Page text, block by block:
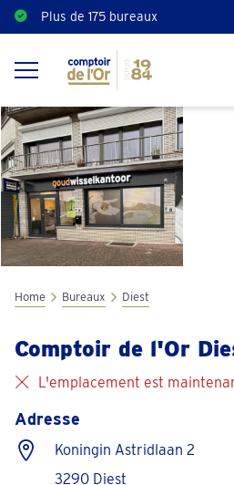
Plus de 175 bureaux
Home Bureaux Diest
Comptoir de l'Or
L'emplacement est
Adresse
Koningin Astridlaan 2
3290 Diest